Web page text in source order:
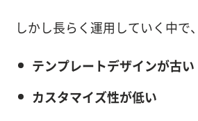
しかし長らく運用していく中で、
テンプレートデザインが古い
カスタマイズ性が低い